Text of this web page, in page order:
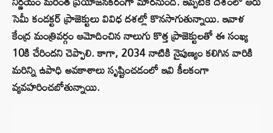
సెమీ కండక్టర్‌ ప్రాజెక్టులు వివిధ దశల్లో కొనసాగుతున్నాయి. ఇవాళ
కేంద్ర మంత్రివర్గం ఆమోదించిన నాలుగు కొత్త ప్రాజెక్టులతో ఈ సంఖ్య
10కి చేరిందని చెప్పాలి. కాగా, 2034 నాటికి నైపుణ్యం కలిగిన వారికి
మరిన్ని ఉపాధి అవకాశాలు సృష్టించడంలో ఇవి కీలకంగా
వ్యవహరించబోతున్నాయి.